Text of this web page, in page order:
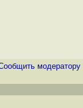
модератору